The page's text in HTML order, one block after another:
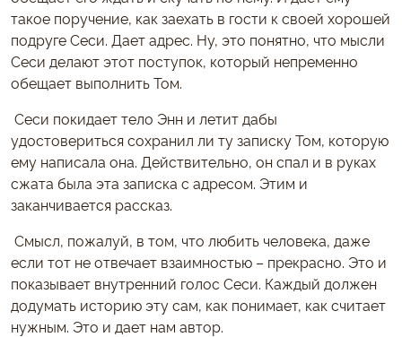
такое поручение, как заехать в гости к своей хорошей
подруге Сеси. Дает адрес. Ну, это понятно, что мысли
Сеси делают этот поступок, который непременно
обещает выполнить Том.
Сеси покидает тело Энн и летит дабы
удостовериться сохранил ли ту записку Том, которую
ему написала она. Действительно, он спал и в руках
сжата была эта записка с адресом. Этим и
заканчивается рассказ.
Смысл, пожалуй, в том, что любить человека, даже
если тот не отвечает взаимностью – прекрасно. Это и
показывает внутренний голос Сеси. Каждый должен
додумать историю эту сам, как понимает, как считает
нужным. Это и дает нам автор.